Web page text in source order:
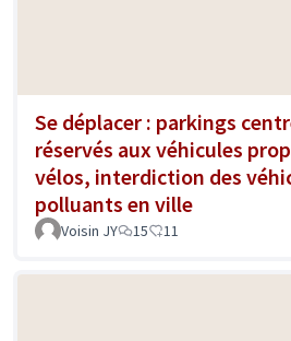
Se déplacer : parkings
réservés aux véhicules
vélos, interdiction des
polluants en ville
Voisin JY 15 11